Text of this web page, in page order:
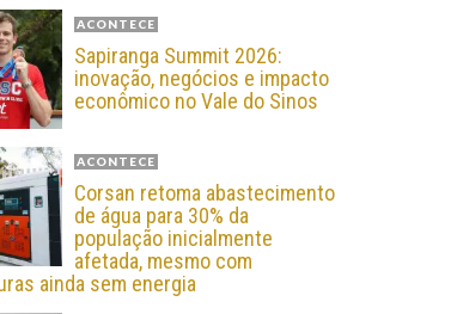
ACONTECE
Sapiranga Summit 2026:
inovação, negócios e impacto
econômico no Vale do Sinos
ACONTECE
Corsan retoma abastecimento
de água para 30% da
população inicialmente
afetada, mesmo com
ainda sem energia